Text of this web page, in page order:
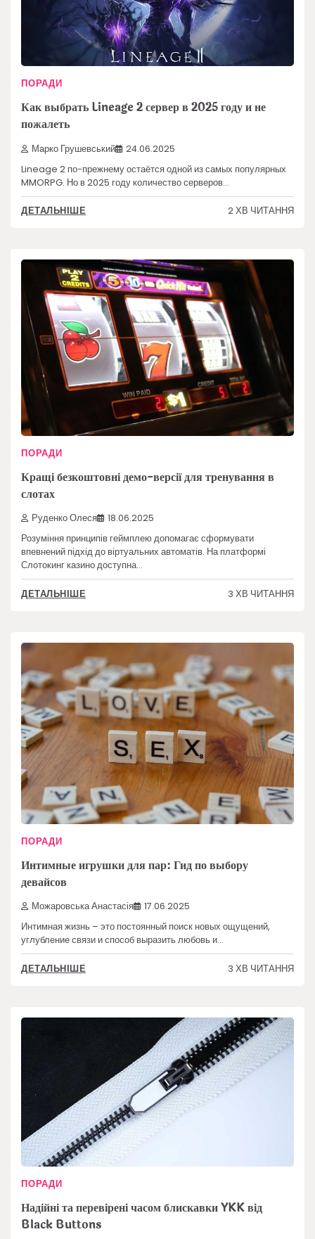
ПОРАДИ
Как выбрать Lineage 2 сервер в 2025 году и не
пожалеть
Марко Грушевський 24.06.2025
Lineage 2 по-прежнему остаётся одной из самых популярных
MMORPG. Но в 2025 году количество серверов…
ДЕТАЛЬНІШЕ 2 ХВ ЧИТАННЯ
ПОРАДИ
Кращі безкоштовні демо-версії для тренування в
слотах
Руденко Олеся 18.06.2025
Розуміння принципів геймплею допомагає сформувати
впевнений підхід до віртуальних автоматів. На платформі
Слотокинг казино доступна…
ДЕТАЛЬНІШЕ 3 ХВ ЧИТАННЯ
ПОРАДИ
Интимные игрушки для пар: Гид по выбору
девайсов
Можаровська Анастасія 17.06.2025
Интимная жизнь – это постоянный поиск новых ощущений,
углубление связи и способ выразить любовь и…
ДЕТАЛЬНІШЕ 3 ХВ ЧИТАННЯ
ПОРАДИ
Надійні та перевірені часом блискавки YKK від
Black Buttons